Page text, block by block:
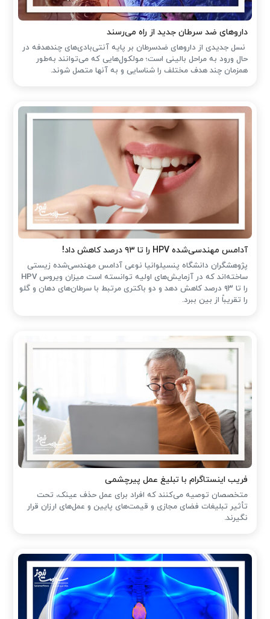
داروهای ضد سرطان جدید از راه می‌رسند
نسل جدیدی از داروهای ضدسرطان بر پایه آنتی‌بادی‌های چندهدفه در
حال ورود به مراحل بالینی است؛ مولکول‌هایی که می‌توانند به‌طور
همزمان چند هدف مختلف را شناسایی و به آنها متصل شوند.
آدامس مهندسی‌شده‌ HPV را تا ۹۳ درصد کاهش داد!
پژوهشگران دانشگاه پنسیلوانیا نوعی آدامس مهندسی‌شده زیستی
ساخته‌اند که در آزمایش‌های اولیه توانسته است میزان ویروس HPV
را تا ۹۳ درصد کاهش دهد و دو باکتری مرتبط با سرطان‌های دهان و گلو
را تقریباً از بین ببرد.
فریب اینستاگرام با تبلیغ عمل پیرچشمی
متخصصان توصیه می‌کنند که افراد برای عمل حذف عینک، تحت
تأثیر تبلیغات فضای مجازی و قیمت‌های پایین و عمل‌های ارزان قرار
نگیرند.